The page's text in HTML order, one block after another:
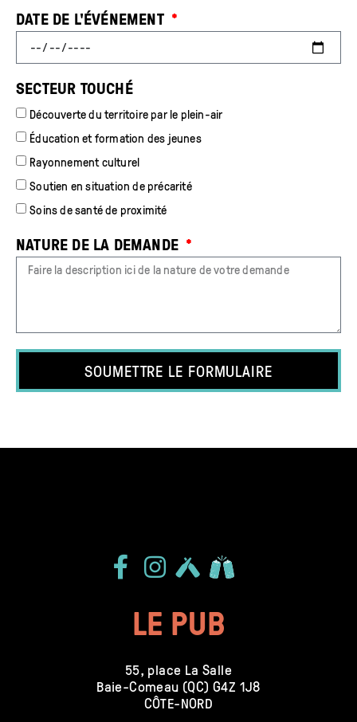
DATE DE L'ÉVÉNEMENT
SECTEUR TOUCHÉ
Découverte du territoire par le plein-air
Éducation et formation des jeunes
Rayonnement culturel
Soutien en situation de précarité
Soins de santé de proximité
NATURE DE LA DEMANDE
SOUMETTRE LE FORMULAIRE
LIKE THIS BREWERY ON
LE PUB
55, place La Salle
Baie-Comeau (QC) G4Z 1J8
CÔTE-NORD